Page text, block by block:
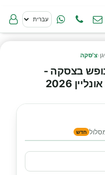
›צ'סקה
בצסקה -
2026
חדש